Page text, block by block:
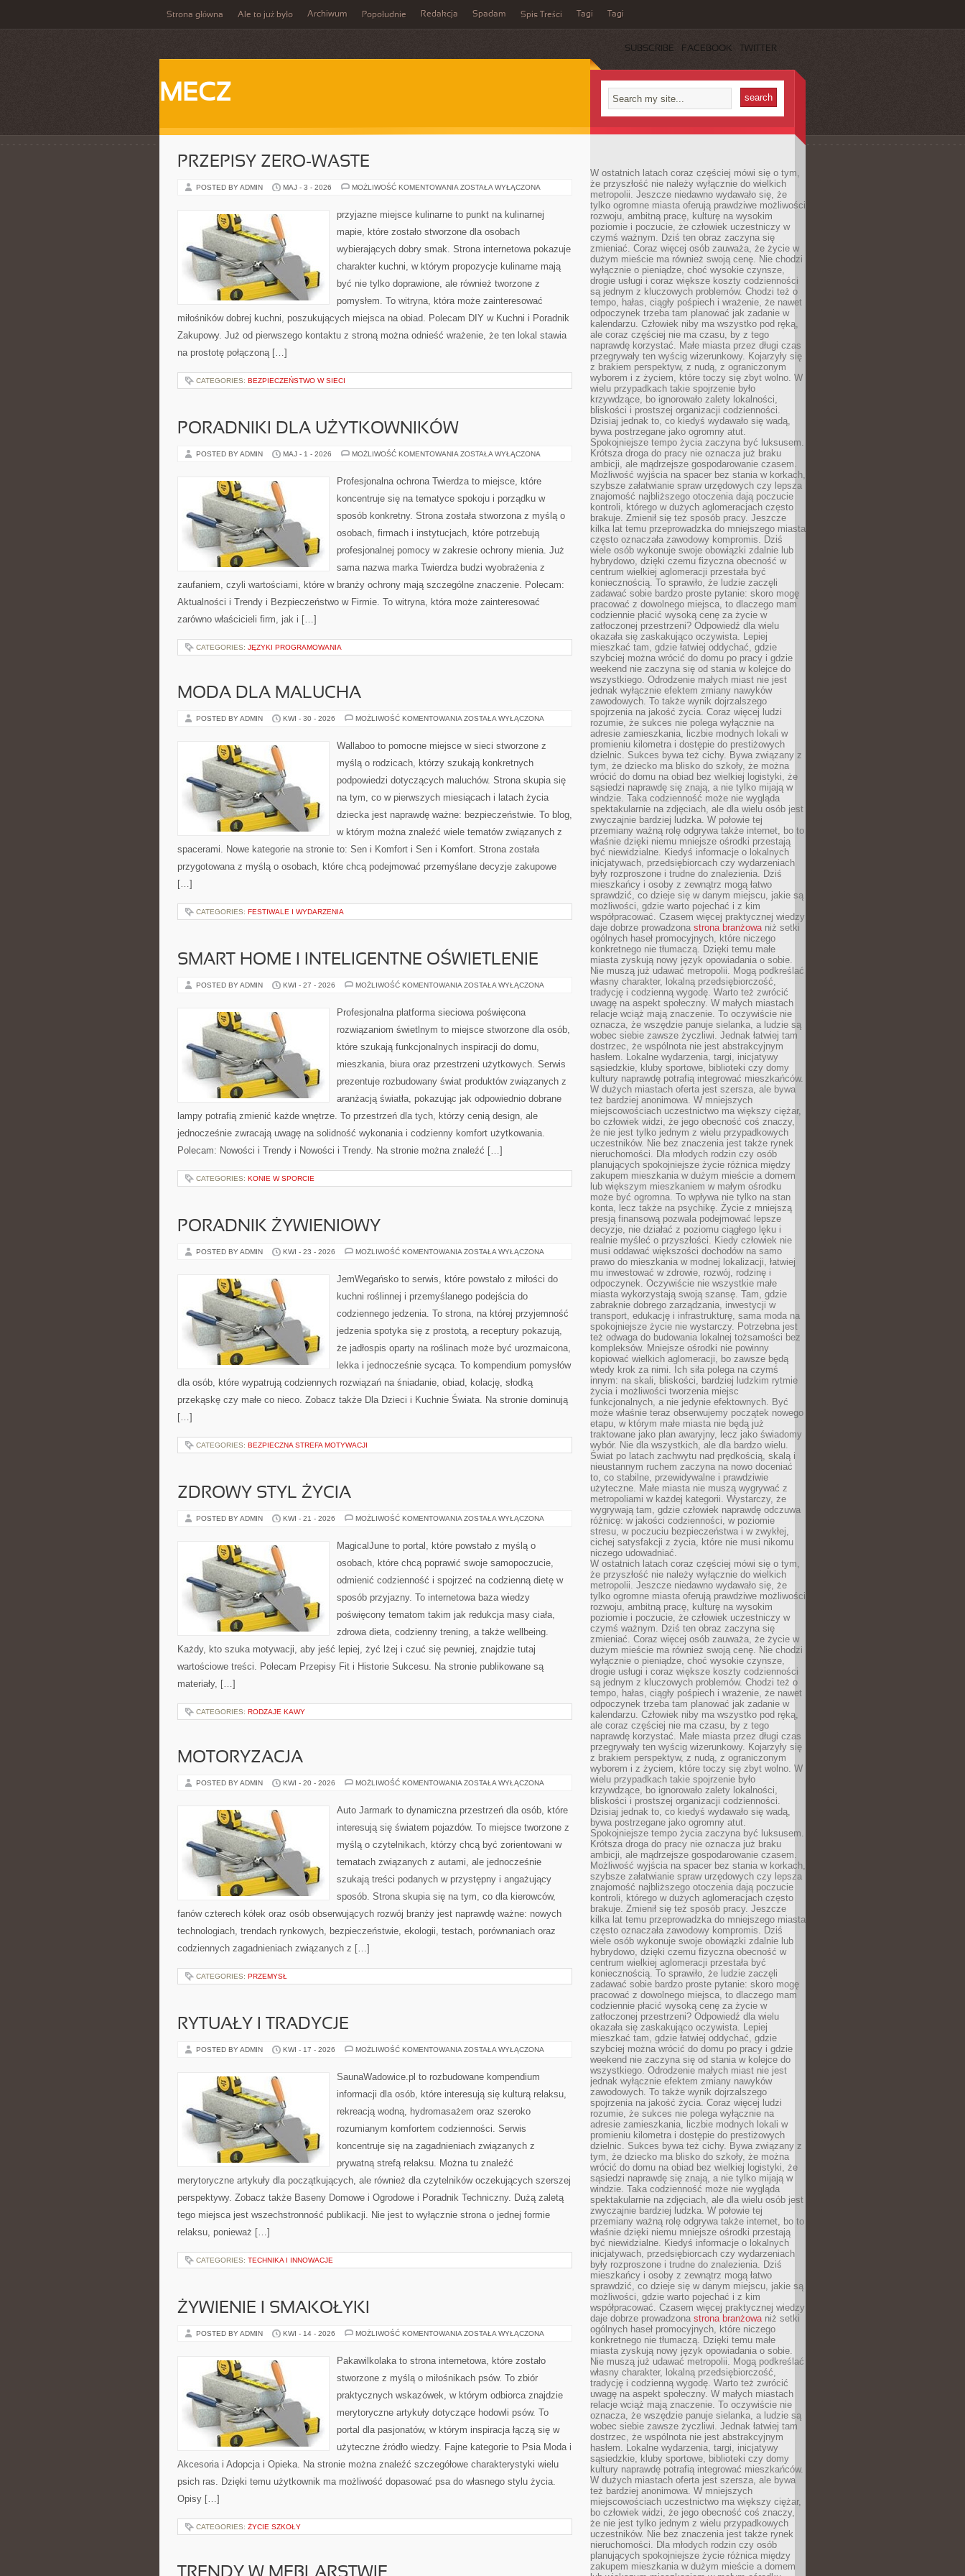
Strona główna Ale to już było Archiwum Popołudnie Redakcja Spadam Spis Treści Tagi Tagi
SUBSCRIBE FACEBOOK TWITTER
MECZ
PRZEPISY ZERO-WASTE
POSTED BY ADMIN MAJ - 3 - 2026 MOŻLIWOŚĆ KOMENTOWANIA PRZEPISY
ZOSTAŁA WYŁĄCZONA
przyjazne miejsce kulinarne to punkt na kulinarnej
mapie, które zostało stworzone dla osobach
wybierających dobry smak. Strona internetowa pokazuje
charakter kuchni, w którym propozycje kulinarne mają
być nie tylko doprawione, ale również tworzone z
pomysłem. To witryna, która może zainteresować
miłośników dobrej kuchni, poszukujących miejsca na obiad. Polecam DIY w Kuchni i Poradnik
Zakupowy. Już od pierwszego kontaktu z stroną można odnieść wrażenie, że ten lokal stawia
na prostotę połączoną […]
CATEGORIES: BEZPIECZEŃSTWO W SIECI
PORADNIKI DLA UŻYTKOWNIKÓW
POSTED BY ADMIN MAJ - 1 - 2026 MOŻLIWOŚĆ KOMENTOWANIA PORADNIKI
ZOSTAŁA WYŁĄCZONA
Profesjonalna ochrona Twierdza to miejsce, które
koncentruje się na tematyce spokoju i porządku w
sposób konkretny. Strona została stworzona z myślą o
osobach, firmach i instytucjach, które potrzebują
profesjonalnej pomocy w zakresie ochrony mienia. Już
sama nazwa marka Twierdza budzi wyobrażenia z
zaufaniem, czyli wartościami, które w branży ochrony mają szczególne znaczenie. Polecam:
Aktualności i Trendy i Bezpieczeństwo w Firmie. To witryna, która może zainteresować
zarówno właścicieli firm, jak i […]
CATEGORIES: JĘZYKI PROGRAMOWANIA
MODA DLA MALUCHA
POSTED BY ADMIN KWI - 30 - 2026 MOŻLIWOŚĆ KOMENTOWANIA MODA
ZOSTAŁA WYŁĄCZONA
Wallaboo to pomocne miejsce w sieci stworzone z
myślą o rodzicach, którzy szukają konkretnych
podpowiedzi dotyczących maluchów. Strona skupia się
na tym, co w pierwszych miesiącach i latach życia
dziecka jest naprawdę ważne: bezpieczeństwie. To blog,
w którym można znaleźć wiele tematów związanych z
spacerami. Nowe kategorie na stronie to: Sen i Komfort i Sen i Komfort. Strona została
przygotowana z myślą o osobach, które chcą podejmować przemyślane decyzje zakupowe
[…]
CATEGORIES: FESTIWALE I WYDARZENIA
SMART HOME I INTELIGENTNE OŚWIETLENIE
POSTED BY ADMIN KWI - 27 - 2026 MOŻLIWOŚĆ KOMENTOWANIA SMART
INTELIGENTNE
OŚWIETLENIE
ZOSTAŁA WYŁĄCZONA
Profesjonalna platforma sieciowa poświęcona
rozwiązaniom świetlnym to miejsce stworzone dla osób,
które szukają funkcjonalnych inspiracji do domu,
mieszkania, biura oraz przestrzeni użytkowych. Serwis
prezentuje rozbudowany świat produktów związanych z
aranżacją światła, pokazując jak odpowiednio dobrane
lampy potrafią zmienić każde wnętrze. To przestrzeń dla tych, którzy cenią design, ale
jednocześnie zwracają uwagę na solidność wykonania i codzienny komfort użytkowania.
Polecam: Nowości i Trendy i Nowości i Trendy. Na stronie można znaleźć […]
CATEGORIES: KONIE W SPORCIE
PORADNIK ŻYWIENIOWY
POSTED BY ADMIN KWI - 23 - 2026 MOŻLIWOŚĆ KOMENTOWANIA PORADNIK
ZOSTAŁA WYŁĄCZONA
JemWegańsko to serwis, które powstało z miłości do
kuchni roślinnej i przemyślanego podejścia do
codziennego jedzenia. To strona, na której przyjemność
jedzenia spotyka się z prostotą, a receptury pokazują,
że jadłospis oparty na roślinach może być urozmaicona,
lekka i jednocześnie sycąca. To kompendium pomysłów
dla osób, które wypatrują codziennych rozwiązań na śniadanie, obiad, kolację, słodką
przekąskę czy małe co nieco. Zobacz także Dla Dzieci i Kuchnie Świata. Na stronie dominują
[…]
CATEGORIES: BEZPIECZNA STREFA MOTYWACJI
ZDROWY STYL ŻYCIA
POSTED BY ADMIN KWI - 21 - 2026 MOŻLIWOŚĆ KOMENTOWANIA ZDROWY
ZOSTAŁA WYŁĄCZONA
MagicalJune to portal, które powstało z myślą o
osobach, które chcą poprawić swoje samopoczucie,
odmienić codzienność i spojrzeć na codzienną dietę w
sposób przyjazny. To internetowa baza wiedzy
poświęcony tematom takim jak redukcja masy ciała,
zdrowa dieta, codzienny trening, a także wellbeing.
Każdy, kto szuka motywacji, aby jeść lepiej, żyć lżej i czuć się pewniej, znajdzie tutaj
wartościowe treści. Polecam Przepisy Fit i Historie Sukcesu. Na stronie publikowane są
materiały, […]
CATEGORIES: RODZAJE KAWY
MOTORYZACJA
POSTED BY ADMIN KWI - 20 - 2026 MOŻLIWOŚĆ KOMENTOWANIA MOTORYZACJA
ZOSTAŁA WYŁĄCZONA
Auto Jarmark to dynamiczna przestrzeń dla osób, które
interesują się światem pojazdów. To miejsce tworzone z
myślą o czytelnikach, którzy chcą być zorientowani w
tematach związanych z autami, ale jednocześnie
szukają treści podanych w przystępny i angażujący
sposób. Strona skupia się na tym, co dla kierowców,
fanów czterech kółek oraz osób obserwujących rozwój branży jest naprawdę ważne: nowych
technologiach, trendach rynkowych, bezpieczeństwie, ekologii, testach, porównaniach oraz
codziennych zagadnieniach związanych z […]
CATEGORIES: PRZEMYSŁ
RYTUAŁY I TRADYCJE
POSTED BY ADMIN KWI - 17 - 2026 MOŻLIWOŚĆ KOMENTOWANIA RYTUAŁY
ZOSTAŁA WYŁĄCZONA
SaunaWadowice.pl to rozbudowane kompendium
informacji dla osób, które interesują się kulturą relaksu,
rekreacją wodną, hydromasażem oraz szeroko
rozumianym komfortem codzienności. Serwis
koncentruje się na zagadnieniach związanych z
prywatną strefą relaksu. Można tu znaleźć
merytoryczne artykuły dla początkujących, ale również dla czytelników oczekujących szerszej
perspektywy. Zobacz także Baseny Domowe i Ogrodowe i Poradnik Techniczny. Dużą zaletą
tego miejsca jest wszechstronność publikacji. Nie jest to wyłącznie strona o jednej formie
relaksu, ponieważ […]
CATEGORIES: TECHNIKA I INNOWACJE
ŻYWIENIE I SMAKOŁYKI
POSTED BY ADMIN KWI - 14 - 2026 MOŻLIWOŚĆ KOMENTOWANIA ŻYWIENIE
ZOSTAŁA WYŁĄCZONA
Pakawilkolaka to strona internetowa, które zostało
stworzone z myślą o miłośnikach psów. To zbiór
praktycznych wskazówek, w którym odbiorca znajdzie
merytoryczne artykuły dotyczące hodowli psów. To
portal dla pasjonatów, w którym inspiracja łączą się w
użyteczne źródło wiedzy. Fajne kategorie to Psia Moda i
Akcesoria i Adopcja i Opieka. Na stronie można znaleźć szczegółowe charakterystyki wielu
psich ras. Dzięki temu użytkownik ma możliwość dopasować psa do własnego stylu życia.
Opisy […]
CATEGORIES: ŻYCIE SZKOŁY
W ostatnich latach coraz częściej mówi się o tym,
że przyszłość nie należy wyłącznie do wielkich
metropolii. Jeszcze niedawno wydawało się, że
tylko ogromne miasta oferują prawdziwe możliwości
rozwoju, ambitną pracę, kulturę na wysokim
poziomie i poczucie, że człowiek uczestniczy w
czymś ważnym. Dziś ten obraz zaczyna się
zmieniać. Coraz więcej osób zauważa, że życie w
dużym mieście ma również swoją cenę. Nie chodzi
wyłącznie o pieniądze, choć wysokie czynsze,
drogie usługi i coraz większe koszty codzienności
są jednym z kluczowych problemów. Chodzi też o
tempo, hałas, ciągły pośpiech i wrażenie, że nawet
odpoczynek trzeba tam planować jak zadanie w
kalendarzu. Człowiek niby ma wszystko pod ręką,
ale coraz częściej nie ma czasu, by z tego
naprawdę korzystać. Małe miasta przez długi czas
przegrywały ten wyścig wizerunkowy. Kojarzyły się
z brakiem perspektyw, z nudą, z ograniczonym
wyborem i z życiem, które toczy się zbyt wolno. W
wielu przypadkach takie spojrzenie było
krzywdzące, bo ignorowało zalety lokalności,
bliskości i prostszej organizacji codzienności.
Dzisiaj jednak to, co kiedyś wydawało się wadą,
bywa postrzegane jako ogromny atut.
Spokojniejsze tempo życia zaczyna być luksusem.
Krótsza droga do pracy nie oznacza już braku
ambicji, ale mądrzejsze gospodarowanie czasem.
Możliwość wyjścia na spacer bez stania w korkach,
szybsze załatwianie spraw urzędowych czy lepsza
znajomość najbliższego otoczenia dają poczucie
kontroli, którego w dużych aglomeracjach często
brakuje. Zmienił się też sposób pracy. Jeszcze
kilka lat temu przeprowadzka do mniejszego miasta
często oznaczała zawodowy kompromis. Dziś
wiele osób wykonuje swoje obowiązki zdalnie lub
hybrydowo, dzięki czemu fizyczna obecność w
centrum wielkiej aglomeracji przestała być
koniecznością. To sprawiło, że ludzie zaczęli
zadawać sobie bardzo proste pytanie: skoro mogę
pracować z dowolnego miejsca, to dlaczego mam
codziennie płacić wysoką cenę za życie w
zatłoczonej przestrzeni? Odpowiedź dla wielu
okazała się zaskakująco oczywista. Lepiej
mieszkać tam, gdzie łatwiej oddychać, gdzie
szybciej można wrócić do domu po pracy i gdzie
weekend nie zaczyna się od stania w kolejce do
wszystkiego. Odrodzenie małych miast nie jest
jednak wyłącznie efektem zmiany nawyków
zawodowych. To także wynik dojrzalszego
spojrzenia na jakość życia. Coraz więcej ludzi
rozumie, że sukces nie polega wyłącznie na
adresie zamieszkania, liczbie modnych lokali w
promieniu kilometra i dostępie do prestiżowych
dzielnic. Sukces bywa też cichy. Bywa związany z
tym, że dziecko ma blisko do szkoły, że można
wrócić do domu na obiad bez wielkiej logistyki, że
sąsiedzi naprawdę się znają, a nie tylko mijają w
windzie. Taka codzienność może nie wygląda
spektakularnie na zdjęciach, ale dla wielu osób jest
zwyczajnie bardziej ludzka. W połowie tej
przemiany ważną rolę odgrywa także internet, bo to
właśnie dzięki niemu mniejsze ośrodki przestają
być niewidzialne. Kiedyś informacje o lokalnych
inicjatywach, przedsiębiorcach czy wydarzeniach
były rozproszone i trudne do znalezienia. Dziś
mieszkańcy i osoby z zewnątrz mogą łatwo
sprawdzić, co dzieje się w danym miejscu, jakie są
możliwości, gdzie warto pojechać i z kim
współpracować. Czasem więcej praktycznej wiedzy
daje dobrze prowadzona strona branżowaniż setki
ogólnych haseł promocyjnych, które niczego
konkretnego nie tłumaczą. Dzięki temu małe
miasta zyskują nowy język opowiadania o sobie.
Nie muszą już udawać metropolii. Mogą podkreślać
własny charakter, lokalną przedsiębiorczość,
tradycję i codzienną wygodę. Warto też zwrócić
uwagę na aspekt społeczny. W małych miastach
relacje wciąż mają znaczenie. To oczywiście nie
oznacza, że wszędzie panuje sielanka, a ludzie są
wobec siebie zawsze życzliwi. Jednak łatwiej tam
dostrzec, że wspólnota nie jest abstrakcyjnym
hasłem. Lokalne wydarzenia, targi, inicjatywy
sąsiedzkie, kluby sportowe, biblioteki czy domy
kultury naprawdę potrafią integrować mieszkańców.
W dużych miastach oferta jest szersza, ale bywa
też bardziej anonimowa. W mniejszych
miejscowościach uczestnictwo ma większy ciężar,
bo człowiek widzi, że jego obecność coś znaczy,
że nie jest tylko jednym z wielu przypadkowych
uczestników. Nie bez znaczenia jest także rynek
nieruchomości. Dla młodych rodzin czy osób
planujących spokojniejsze życie różnica między
zakupem mieszkania w dużym mieście a domem
lub większym mieszkaniem w małym ośrodku
może być ogromna. To wpływa nie tylko na stan
konta, lecz także na psychikę. Życie z mniejszą
presją finansową pozwala podejmować lepsze
decyzje, nie działać z poziomu ciągłego lęku i
realnie myśleć o przyszłości. Kiedy człowiek nie
musi oddawać większości dochodów na samo
prawo do mieszkania w modnej lokalizacji, łatwiej
mu inwestować w zdrowie, rozwój, rodzinę i
odpoczynek. Oczywiście nie wszystkie małe
miasta wykorzystają swoją szansę. Tam, gdzie
zabraknie dobrego zarządzania, inwestycji w
transport, edukację i infrastrukturę, sama moda na
spokojniejsze życie nie wystarczy. Potrzebna jest
też odwaga do budowania lokalnej tożsamości bez
kompleksów. Mniejsze ośrodki nie powinny
kopiować wielkich aglomeracji, bo zawsze będą
wtedy krok za nimi. Ich siła polega na czymś
innym: na skali, bliskości, bardziej ludzkim rytmie
życia i możliwości tworzenia miejsc
funkcjonalnych, a nie jedynie efektownych. Być
może właśnie teraz obserwujemy początek nowego
etapu, w którym małe miasta nie będą już
traktowane jako plan awaryjny, lecz jako świadomy
wybór. Nie dla wszystkich, ale dla bardzo wielu.
Świat po latach zachwytu nad prędkością, skalą i
nieustannym ruchem zaczyna na nowo doceniać
to, co stabilne, przewidywalne i prawdziwie
użyteczne. Małe miasta nie muszą wygrywać z
metropoliami w każdej kategorii. Wystarczy, że
wygrywają tam, gdzie człowiek naprawdę odczuwa
różnicę: w jakości codzienności, w poziomie
stresu, w poczuciu bezpieczeństwa i w zwykłej,
cichej satysfakcji z życia, które nie musi nikomu
niczego udowadniać.
W ostatnich latach coraz częściej mówi się o tym,
że przyszłość nie należy wyłącznie do wielkich
metropolii. Jeszcze niedawno wydawało się, że
tylko ogromne miasta oferują prawdziwe możliwości
rozwoju, ambitną pracę, kulturę na wysokim
poziomie i poczucie, że człowiek uczestniczy w
czymś ważnym. Dziś ten obraz zaczyna się
zmieniać. Coraz więcej osób zauważa, że życie w
dużym mieście ma również swoją cenę. Nie chodzi
wyłącznie o pieniądze, choć wysokie czynsze,
drogie usługi i coraz większe koszty codzienności
są jednym z kluczowych problemów. Chodzi też o
tempo, hałas, ciągły pośpiech i wrażenie, że nawet
odpoczynek trzeba tam planować jak zadanie w
kalendarzu. Człowiek niby ma wszystko pod ręką,
ale coraz częściej nie ma czasu, by z tego
naprawdę korzystać. Małe miasta przez długi czas
przegrywały ten wyścig wizerunkowy. Kojarzyły się
z brakiem perspektyw, z nudą, z ograniczonym
wyborem i z życiem, które toczy się zbyt wolno. W
wielu przypadkach takie spojrzenie było
krzywdzące, bo ignorowało zalety lokalności,
bliskości i prostszej organizacji codzienności.
Dzisiaj jednak to, co kiedyś wydawało się wadą,
bywa postrzegane jako ogromny atut.
Spokojniejsze tempo życia zaczyna być luksusem.
Krótsza droga do pracy nie oznacza już braku
ambicji, ale mądrzejsze gospodarowanie czasem.
Możliwość wyjścia na spacer bez stania w korkach,
szybsze załatwianie spraw urzędowych czy lepsza
znajomość najbliższego otoczenia dają poczucie
kontroli, którego w dużych aglomeracjach często
brakuje. Zmienił się też sposób pracy. Jeszcze
kilka lat temu przeprowadzka do mniejszego miasta
często oznaczała zawodowy kompromis. Dziś
wiele osób wykonuje swoje obowiązki zdalnie lub
hybrydowo, dzięki czemu fizyczna obecność w
centrum wielkiej aglomeracji przestała być
koniecznością. To sprawiło, że ludzie zaczęli
zadawać sobie bardzo proste pytanie: skoro mogę
pracować z dowolnego miejsca, to dlaczego mam
codziennie płacić wysoką cenę za życie w
zatłoczonej przestrzeni? Odpowiedź dla wielu
okazała się zaskakująco oczywista. Lepiej
mieszkać tam, gdzie łatwiej oddychać, gdzie
szybciej można wrócić do domu po pracy i gdzie
weekend nie zaczyna się od stania w kolejce do
wszystkiego. Odrodzenie małych miast nie jest
jednak wyłącznie efektem zmiany nawyków
zawodowych. To także wynik dojrzalszego
spojrzenia na jakość życia. Coraz więcej ludzi
rozumie, że sukces nie polega wyłącznie na
adresie zamieszkania, liczbie modnych lokali w
promieniu kilometra i dostępie do prestiżowych
dzielnic. Sukces bywa też cichy. Bywa związany z
tym, że dziecko ma blisko do szkoły, że można
wrócić do domu na obiad bez wielkiej logistyki, że
sąsiedzi naprawdę się znają, a nie tylko mijają w
windzie. Taka codzienność może nie wygląda
spektakularnie na zdjęciach, ale dla wielu osób jest
zwyczajnie bardziej ludzka. W połowie tej
przemiany ważną rolę odgrywa także internet, bo to
właśnie dzięki niemu mniejsze ośrodki przestają
być niewidzialne. Kiedyś informacje o lokalnych
inicjatywach, przedsiębiorcach czy wydarzeniach
były rozproszone i trudne do znalezienia. Dziś
mieszkańcy i osoby z zewnątrz mogą łatwo
sprawdzić, co dzieje się w danym miejscu, jakie są
możliwości, gdzie warto pojechać i z kim
współpracować. Czasem więcej praktycznej wiedzy
daje dobrze prowadzona strona branżowaniż setki
ogólnych haseł promocyjnych, które niczego
konkretnego nie tłumaczą. Dzięki temu małe
miasta zyskują nowy język opowiadania o sobie.
Nie muszą już udawać metropolii. Mogą podkreślać
własny charakter, lokalną przedsiębiorczość,
tradycję i codzienną wygodę. Warto też zwrócić
uwagę na aspekt społeczny. W małych miastach
relacje wciąż mają znaczenie. To oczywiście nie
oznacza, że wszędzie panuje sielanka, a ludzie są
wobec siebie zawsze życzliwi. Jednak łatwiej tam
dostrzec, że wspólnota nie jest abstrakcyjnym
hasłem. Lokalne wydarzenia, targi, inicjatywy
sąsiedzkie, kluby sportowe, biblioteki czy domy
kultury naprawdę potrafią integrować mieszkańców.
W dużych miastach oferta jest szersza, ale bywa
też bardziej anonimowa. W mniejszych
miejscowościach uczestnictwo ma większy ciężar,
bo człowiek widzi, że jego obecność coś znaczy,
że nie jest tylko jednym z wielu przypadkowych
uczestników. Nie bez znaczenia jest także rynek
nieruchomości. Dla młodych rodzin czy osób
planujących spokojniejsze życie różnica między
zakupem mieszkania w dużym mieście a domem